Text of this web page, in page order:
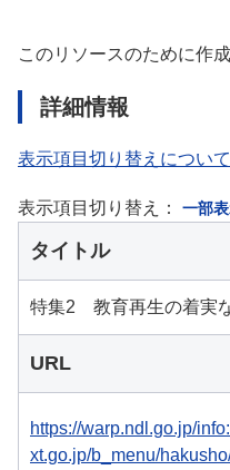
このリソースのために作
詳細情報
表示項目切り替えについて
表示項目切り替え： 一部
タイトル
特集2 教育再生の着実
URL
https://warp.ndl.go.jp/
xt.go.jp/b_menu/